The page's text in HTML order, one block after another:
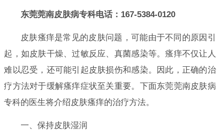
东莞莞南皮肤病专科电话：167-5384-0120
皮肤瘙痒是常见的皮肤问题，可能由于不同的原因引
起，如皮肤干燥、过敏反应、真菌感染等。瘙痒不仅让人
难以忍受，还可能引起皮肤损伤和感染。因此，正确的治
疗方法对于缓解瘙痒症状至关重要。下面东莞莞南皮肤病
专科的医生将介绍皮肤瘙痒的治疗方法。
一、保持皮肤湿润